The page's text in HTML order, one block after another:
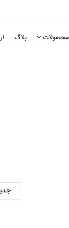
محصولات بلاگ